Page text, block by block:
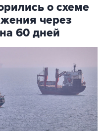
о схеме
через
60 дней